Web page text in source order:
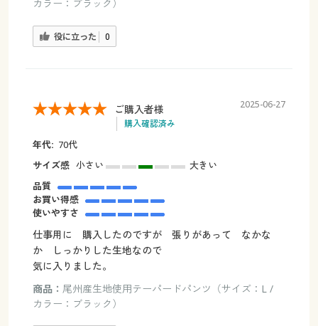
カラー：ブラック）
役に立った 0
ご購入者様
購入確認済み
2025-06-27
年代: 70代
サイズ感 小さい
大きい
品質
お買い得感
使いやすさ
仕事用に 購入したのですが 張りがあって なかな
か しっかりした生地なので
気に入りました。
商品： 尾州産生地使用テーパードパンツ（サイズ：L /
カラー：ブラック）